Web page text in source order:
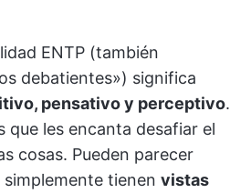
ENTP (también
debatientes») significa
pensativo y perceptivo.
que les encanta desafiar el
cosas. Pueden parecer
tienen vistas